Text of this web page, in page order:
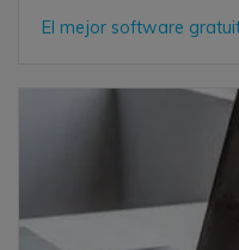
El mejor software